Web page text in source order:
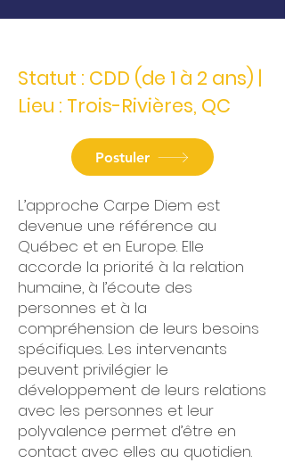
Statut : CDD (de 1 à 2 ans) |
Lieu : Trois-Rivières, QC
Postuler
L’approche Carpe Diem est
devenue une référence au
Québec et en Europe. Elle
accorde la priorité à la relation
humaine, à l’écoute des
personnes et à la
compréhension de leurs besoins
spécifiques. Les intervenants
peuvent privilégier le
développement de leurs relations
avec les personnes et leur
polyvalence permet d’être en
contact avec elles au quotidien.